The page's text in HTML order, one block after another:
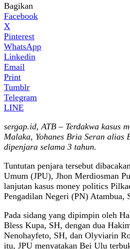
Bagikan
Facebook
X
Pinterest
WhatsApp
Linkedin
Email
Print
Tumblr
Telegram
LINE
sergap.id, ATB – Terdakwa kasus
Malaka, Yohanes Bria Seran alias
dipenjara selama 3 tahun.
Tuntutan penjara tersebut
Umum (JPU), Jhon Merdiosman
lanjutan kasus money politics
Pengadilan Negeri (PN) Atambua,
Pada sidang yang dipimpin oleh
Bless Kupa, SH, dengan dua
Nenohayfeto, SH, dan Olyviarin
itu, JPU menyatakan Bei Ulu